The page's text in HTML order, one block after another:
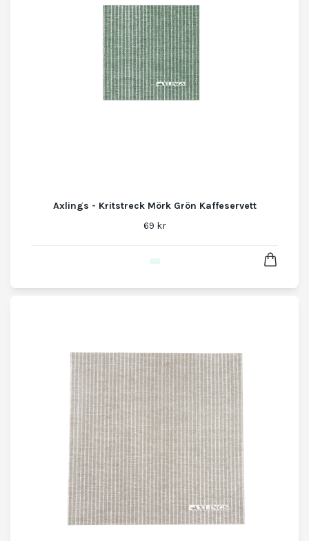
Axlings - Kritstreck Mörk Grön Kaffeservett
69 kr